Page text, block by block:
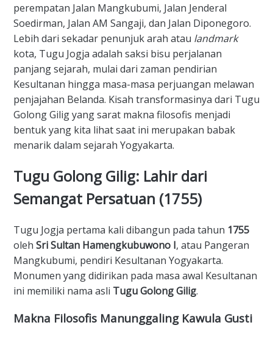
perempatan Jalan Mangkubumi, Jalan Jenderal
Soedirman, Jalan AM Sangaji, dan Jalan Diponegoro.
Lebih dari sekadar penunjuk arah atau landmark
kota, Tugu Jogja adalah saksi bisu perjalanan
panjang sejarah, mulai dari zaman pendirian
Kesultanan hingga masa-masa perjuangan melawan
penjajahan Belanda. Kisah transformasinya dari Tugu
Golong Gilig yang sarat makna filosofis menjadi
bentuk yang kita lihat saat ini merupakan babak
menarik dalam sejarah Yogyakarta.
​Tugu Golong Gilig: Lahir dari
Semangat Persatuan (1755)
​Tugu Jogja pertama kali dibangun pada tahun 1755
oleh Sri Sultan Hamengkubuwono I, atau Pangeran
Mangkubumi, pendiri Kesultanan Yogyakarta.
Monumen yang didirikan pada masa awal Kesultanan
ini memiliki nama asli Tugu Golong Gilig.
​Makna Filosofis Manunggaling Kawula Gusti